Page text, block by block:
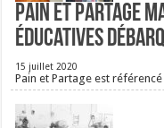
Pain et Partage
éducatives
15 juillet 2020
Pain et Partage est